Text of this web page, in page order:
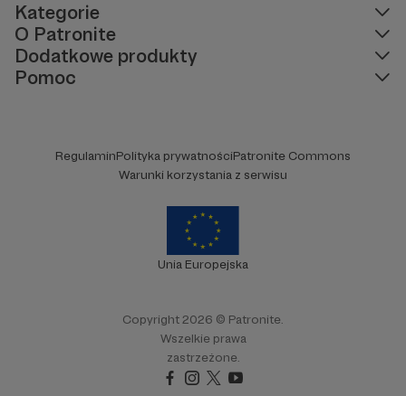
Kategorie
O Patronite
Dodatkowe produkty
Pomoc
RegulaminPolityka prywatnościPatronite Commons
Warunki korzystania z serwisu
Unia Europejska
Copyright 2026 © Patronite.
Wszelkie prawa
zastrzeżone.